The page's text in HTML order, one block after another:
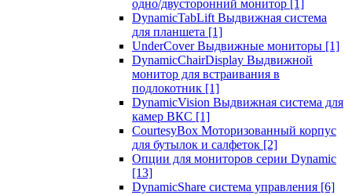
одно/двусторонний монитор [1]
DynamicTabLift Выдвижная система
для планшета [1]
UnderCover Выдвижные мониторы [1]
DynamicChairDisplay Выдвижной
монитор для встраивания в
подлокотник [1]
DynamicVision Выдвижная система для
камер ВКС [1]
CourtesyBox Моторизованный корпус
для бутылок и салфеток [2]
Опции для мониторов серии Dynamic
[13]
DynamicShare система управления [6]